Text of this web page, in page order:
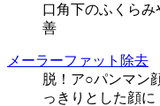
口角下のふくら
善
メーラーファット除去
脱！ア○パンマン
っきりとした顔に